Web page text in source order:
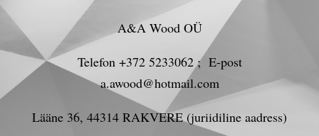
A&A Wood OÜ
Telefon +372 5233062 ; E-post
a.awood@hotmail.com
Lääne 36, 44314 RAKVERE (juriidiline aadress)